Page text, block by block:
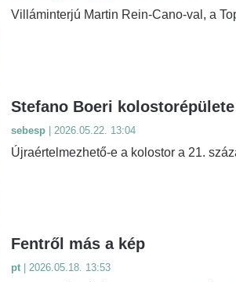
Villáminterjú Martin Rein-Cano-val, a
Stefano Boeri
sebesp | 2026.05.22. 13:04
Újraértelmezhető-e a kolostor a 21.
Fentről más a kép
pt | 2026.05.18. 13:53